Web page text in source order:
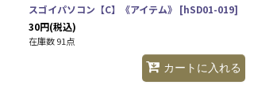
スゴイパソコン【C】《アイテム》 [hSD01-019]
30円(税込)
在庫数 91点
カートに入れる